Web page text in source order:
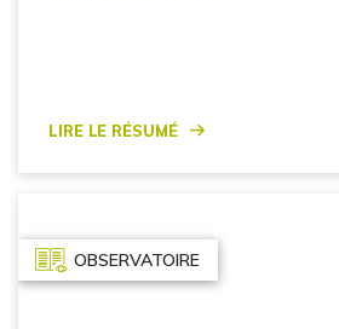
Lire le résumé
OBSERVATOIRE